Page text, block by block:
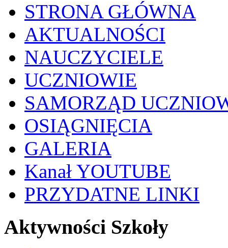
STRONA GŁÓWNA
AKTUALNOŚCI
NAUCZYCIELE
UCZNIOWIE
SAMORZĄD
OSIĄGNIĘCIA
GALERIA
Kanał YOUTUBE
PRZYDATNE LINKI
Aktywności Szkoły